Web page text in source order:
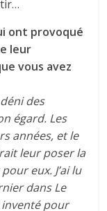
ont provoqué
leur
vous avez
des
égard. Les
années, et le
leur poser la
eux. J’ai lu
dansLe
pour